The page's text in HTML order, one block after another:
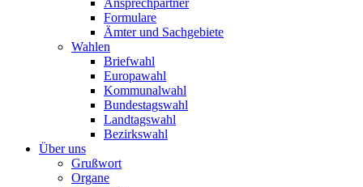
Ansprechpartner
Formulare
Ämter und Sachgebiete
Wahlen
Briefwahl
Europawahl
Kommunalwahl
Bundestagswahl
Landtagswahl
Bezirkswahl
Über uns
Grußwort
Organe